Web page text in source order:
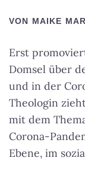
VON MAIKE
Erst
Domsel über
und in der
Theologin
mit dem
Corona-
Ebene, im